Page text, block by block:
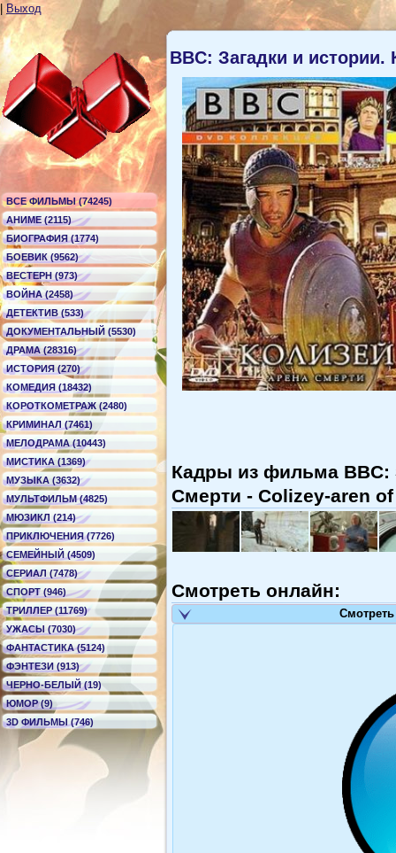
Выход
ВСЕ ФИЛЬМЫ (74245)
АНИМЕ (2115)
БИОГРАФИЯ (1774)
БОЕВИК (9562)
ВЕСТЕРН (973)
ВОЙНА (2458)
ДЕТЕКТИВ (533)
ДОКУМЕНТАЛЬНЫЙ (5530)
ДРАМА (28316)
ИСТОРИЯ (270)
КОМЕДИЯ (18432)
КОРОТКОМЕТРАЖ (2480)
КРИМИНАЛ (7461)
МЕЛОДРАМА (10443)
МИСТИКА (1369)
МУЗЫКА (3632)
МУЛЬТФИЛЬМ (4825)
МЮЗИКЛ (214)
ПРИКЛЮЧЕНИЯ (7726)
СЕМЕЙНЫЙ (4509)
СЕРИАЛ (7478)
СПОРТ (946)
ТРИЛЛЕР (11769)
УЖАСЫ (7030)
ФАНТАСТИКА (5124)
ФЭНТЕЗИ (913)
ЧЕРНО-БЕЛЫЙ (19)
ЮМОР (9)
3D ФИЛЬМЫ (746)
BBC: Загадки и
Кадры из фильма BBC:
Смерти - Colizey-aren
Смотреть онлайн: